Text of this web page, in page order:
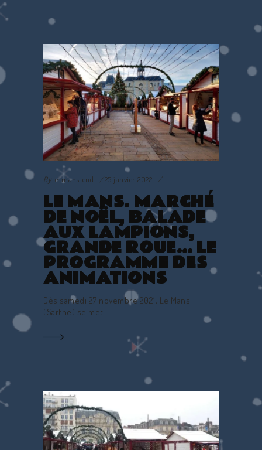
Byle-mans-end 25 janvier 2022
LE MANS. MARCHÉ
DE NOËL, BALADE
AUX LAMPIONS,
GRANDE ROUE… LE
PROGRAMME DES
ANIMATIONS
Dès samedi 27 novembre 2021, Le Mans
(Sarthe) se met